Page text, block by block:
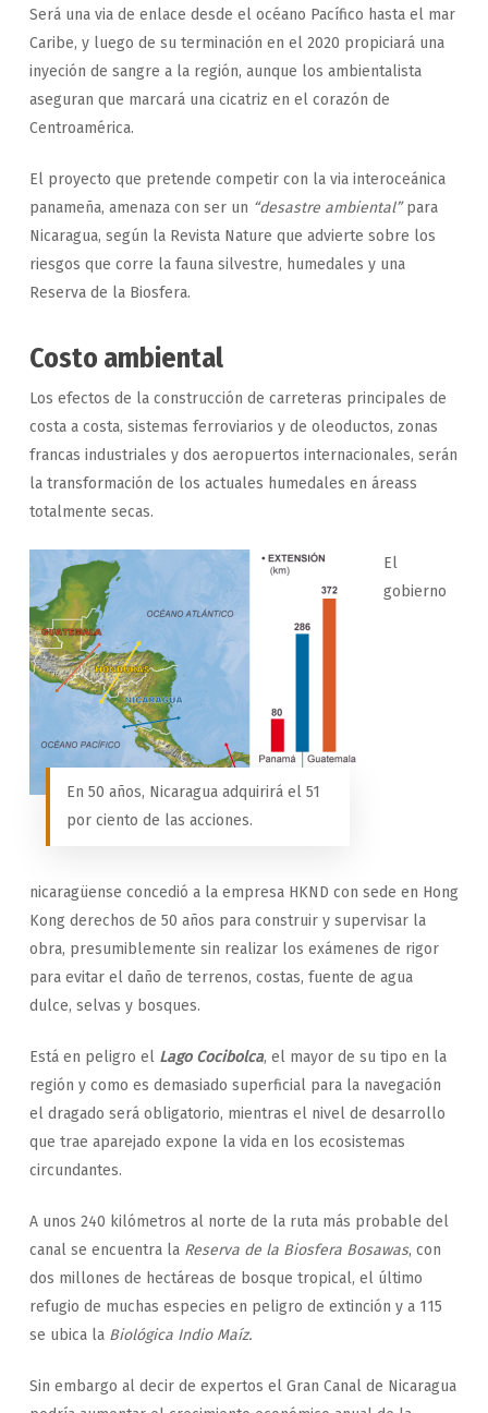
Será una via de enlace desde el océano Pacífico hasta el mar
Caribe, y luego de su terminación en el 2020 propiciará una
inyeción de sangre a la región, aunque los ambientalista
aseguran que marcará una cicatriz en el corazón de
Centroamérica.
El proyecto que pretende competir con la via interoceánica
panameña, amenaza con ser un “desastre ambiental”para
Nicaragua, según la Revista Nature que advierte sobre los
riesgos que corre la fauna silvestre, humedales y una
Reserva de la Biosfera.
Costo ambiental
Los efectos de la construcción de carreteras principales de
costa a costa, sistemas ferroviarios y de oleoductos, zonas
francas industriales y dos aeropuertos internacionales, serán
la transformación de los actuales humedales en áreass
totalmente secas.
En 50 años, Nicaragua adquirirá el 51
por ciento de las acciones.
El
gobierno
nicaragüense concedió a la empresa HKND con sede en Hong
Kong derechos de 50 años para construir y supervisar la
obra, presumiblemente sin realizar los exámenes de rigor
para evitar el daño de terrenos, costas, fuente de agua
dulce, selvas y bosques.
Está en peligro el Lago Cocibolca, el mayor de su tipo en la
región y como es demasiado superficial para la navegación
el dragado será obligatorio, mientras el nivel de desarrollo
que trae aparejado expone la vida en los ecosistemas
circundantes.
A unos 240 kilómetros al norte de la ruta más probable del
canal se encuentra la Reserva de la Biosfera Bosawas, con
dos millones de hectáreas de bosque tropical, el último
refugio de muchas especies en peligro de extinción y a 115
se ubica la Biológica Indio Maíz.
Sin embargo al decir de expertos el Gran Canal de Nicaragua